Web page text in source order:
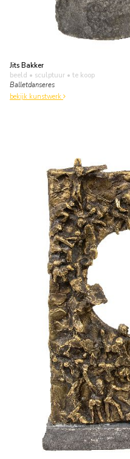
Jits Bakker
beeld • sculptuur • te koop
Balletdanseres
bekijk kunstwerk